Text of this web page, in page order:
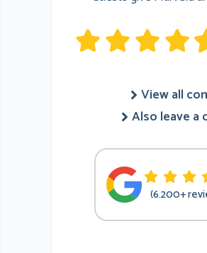
View all
Also leave a
(6.200+